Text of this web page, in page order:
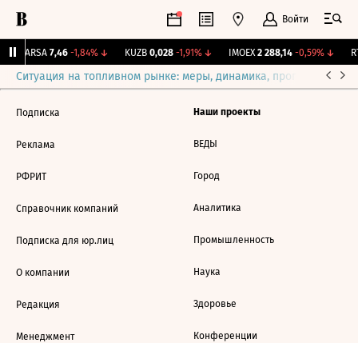
Войти
ARSA 7,46 -1,84%↓ KUZB 0,028 -1,91%↓ IMOEX 2 288,14 -0,59%↓
Ситуация на топливном рынке: меры, динамика, прогнозы
Подписка
Реклама
РФРИТ
Справочник компаний
Подписка для юр.лиц
О компании
Редакция
Менеджмент
Наши проекты
ВЕДЫ
Город
Аналитика
Промышленность
Наука
Здоровье
Конференции